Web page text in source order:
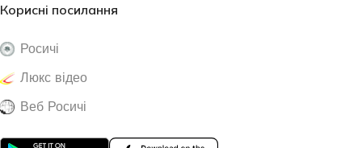
Корисні посилання
Росичі
Люкс відео
Веб Росичі